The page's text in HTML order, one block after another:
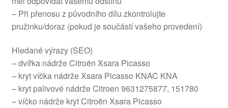
– Při přenosu z původního dílu zkontrolujte
pružinku/doraz (pokud je součástí vašeho provedení)
Hledané výrazy (SEO)
– dvířka nádrže Citroën Xsara Picasso
– kryt víčka nádrže Xsara Picasso KNAC KNA
– kryt palivové nádrže Citroen 9631275877, 151780
– víčko nádrže kryt Citroën Xsara Picasso